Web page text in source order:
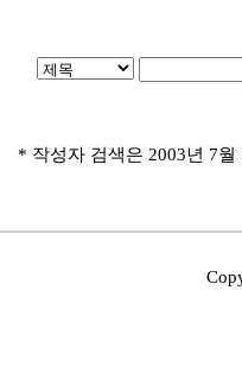
* 작성자 검색은 2003년 7